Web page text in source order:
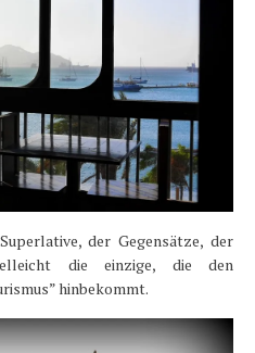
der Gegensätze, der
die einzige, die den
hinbekommt.